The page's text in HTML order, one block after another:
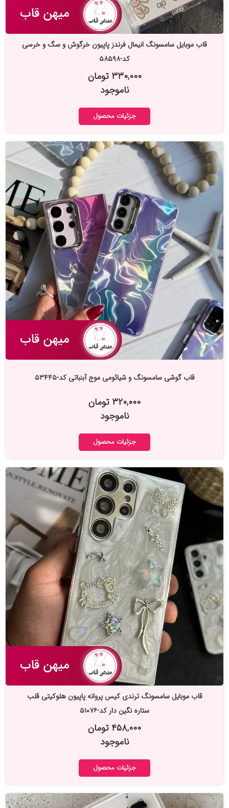
قاب موبایل سامسونگ انیمال فرندز پاپیون خرگوش و سگ و خرسی
کد-۵۸۵۹۸
۳۳۰,۰۰۰ تومان
ناموجود
جزئیات محصول
قاب گوشی سامسونگ و شیائومی موج آبنباتی کد-۵۳۴۴۵
۳۲۰,۰۰۰ تومان
ناموجود
جزئیات محصول
قاب موبایل سامسونگ ترندی کیس پروانه پاپیون هلوکیتی قلب
ستاره نگین دار کد-۵۱۰۷۶
۴۵۸,۰۰۰ تومان
ناموجود
جزئیات محصول